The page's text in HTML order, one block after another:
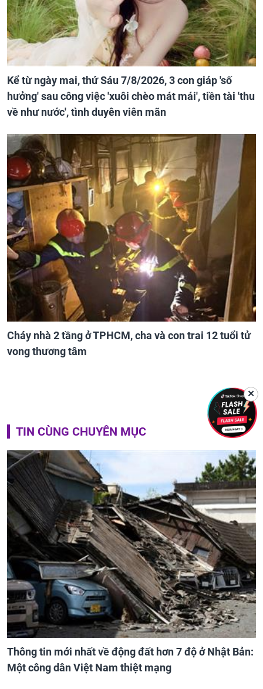
Kể từ ngày mai, thứ Sáu 7/8/2026, 3 con giáp 'số
hưởng' sau công việc 'xuôi chèo mát mái', tiền tài 'thu
về như nước', tình duyên viên mãn
Cháy nhà 2 tầng ở TPHCM, cha và con trai 12 tuổi tử
vong thương tâm
TIN CÙNG CHUYÊN MỤC
Thông tin mới nhất về động đất hơn 7 độ ở Nhật Bản:
Một công dân Việt Nam thiệt mạng
✕